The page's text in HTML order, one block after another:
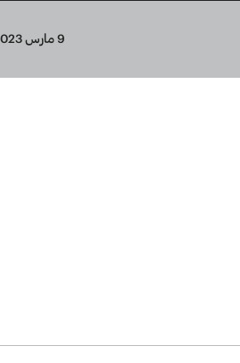
9 مارس 2023